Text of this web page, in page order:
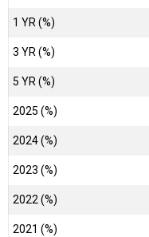
1 YR (%)
3 YR (%)
5 YR (%)
2025 (%)
2024 (%)
2023 (%)
2022 (%)
2021 (%)